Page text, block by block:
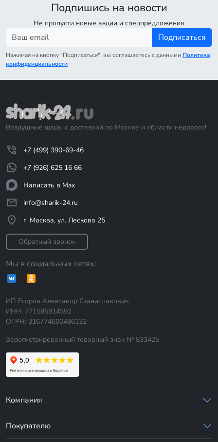
Подпишись на новости
Не пропусти новые акции и спецпредложения
Подписаться
Нажимая на кнопку "Подписаться", вы соглашаетесь с данными Политика
конфиденциальности
Воздушные шары с доставкой по Москве и области недорого!
+7 (499) 390-69-46
+7 (926) 625 16 66
Написать в Max
info@sharik-24.ru
г. Москва, ул. Лескова 25
Обратный звонок
Мы в социальных сетях:
ИП Егоров Александр Станиславович
ИНН: 771585814592
ОГРН: 316774600486132
Зарегистрированный товарный знак № 833425
Компания
Покупателю